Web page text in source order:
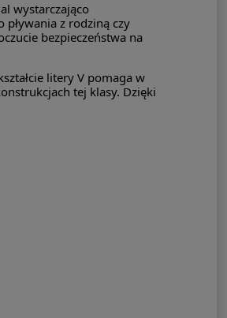
wystarczająco
z rodziną czy
bezpieczeństwa na
litery V pomaga w
tej klasy. Dzięki